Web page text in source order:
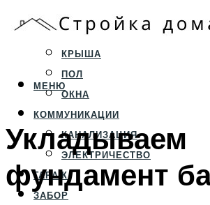
ФУНДАМЕНТ И ЦОКОЛЬ
ПЕРЕКРЫТИЯ И СТЕНЫ
КРЫША
ПОЛ
ОКНА
КОММУНИКАЦИИ
КАНАЛИЗАЦИЯ
ЭЛЕКТРИЧЕСТВО
ГАРАЖ
ЗАБОР
МЕНЮ
Укладываем
фундамент